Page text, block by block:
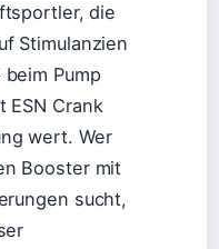
die
Stimulanzien
Pump
ESN Crank
wert. Wer
Booster mit
sucht,